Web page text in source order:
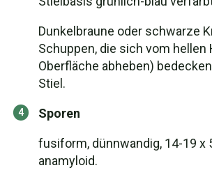
Dunkelbraune oder schwarze
Schuppen, die sich vom hellen
Oberfläche abheben)
Stiel.
Sporen
fusiform, dünnwandig, 14-19 x
anamyloid.